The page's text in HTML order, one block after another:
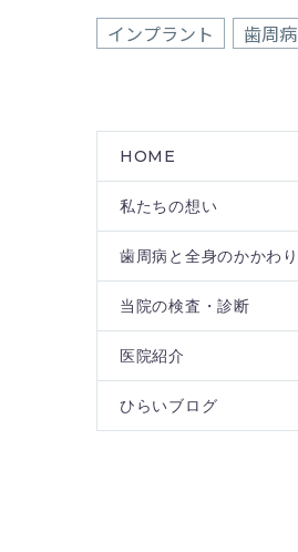
インプラント 歯周病
HOME
私たちの想い
歯周病と全身のかかわり
当院の検査・診断
医院紹介
ひらいブログ